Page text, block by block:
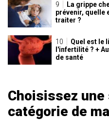
La grippe
prévenir, quelle
traiter ?
Quel est le
l'infertilité ? +
de santé
Choisissez une
catégorie de